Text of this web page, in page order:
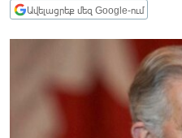
ՊԱՏԵՐԱԶՄԻ 6 ՇԱԲԱԹՆԵՐԸ
ՏԱՐԱԾԱՇՐՋԱՆ
ՄԻՋԱԶԳԱՅԻՆ
ՄՇԱԿՈՒՅԹ
Ավելացրեք մեզ Google-ում